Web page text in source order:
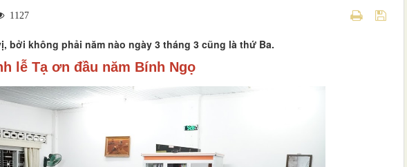
1127
bởi không phải năm nào ngày 3 tháng 3 cũng là thứ Ba.
lễ Tạ ơn đầu năm Bính Ngọ